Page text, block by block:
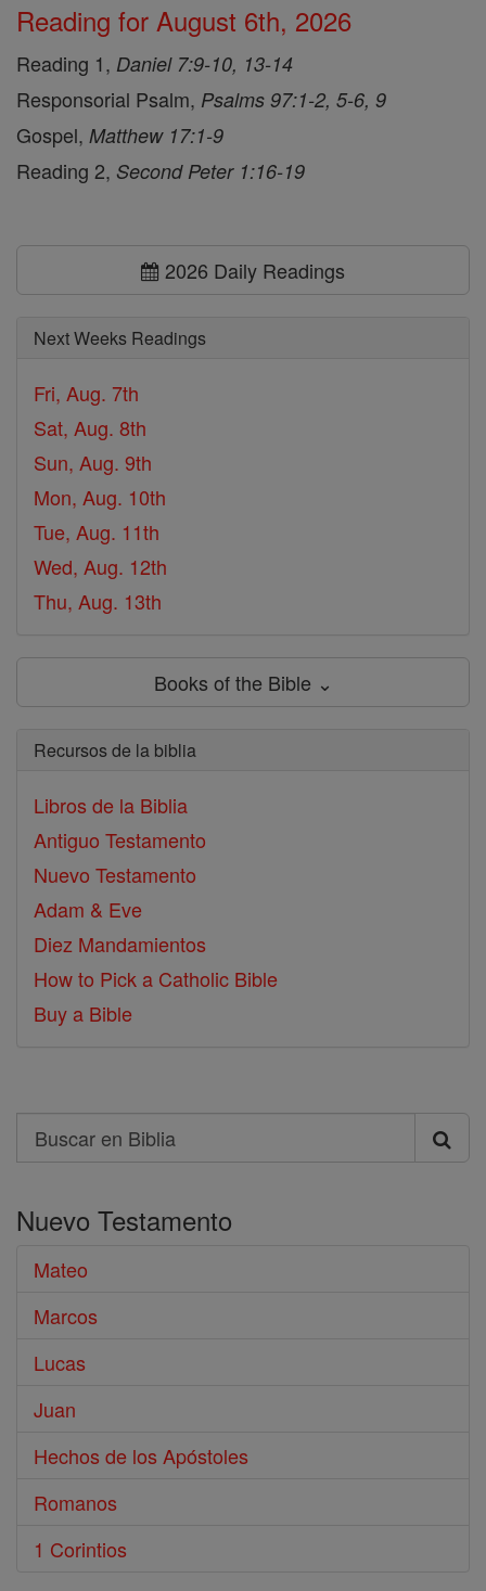
Reading for August 6th, 2026
Reading 1, Daniel 7:9-10, 13-14
Responsorial Psalm, Psalms 97:1-2, 5-6, 9
Gospel, Matthew 17:1-9
Reading 2, Second Peter 1:16-19
2026 Daily Readings
Next Weeks Readings
Fri, Aug. 7th
Sat, Aug. 8th
Sun, Aug. 9th
Mon, Aug. 10th
Tue, Aug. 11th
Wed, Aug. 12th
Thu, Aug. 13th
Books of the Bible ⌄
Recursos de la biblia
Libros de la Biblia
Antiguo Testamento
Nuevo Testamento
Adam & Eve
Diez Mandamientos
How to Pick a Catholic Bible
Buy a Bible
Search
Buscar
Biblia
Nuevo Testamento
Mateo
Marcos
Lucas
Juan
Hechos de los Apóstoles
Romanos
1 Corintios